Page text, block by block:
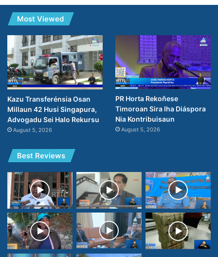
Most Viewed
Kazu Transferénsia Osan
Millaun 42 Husi Singapura,
Advogadu Sei Halo Rekursu
August 5, 2026
PR Horta Rekoñese
Timoroan Sira Iha Diáspora
Nia Kontribuisaun
August 5, 2026
Best Reviews